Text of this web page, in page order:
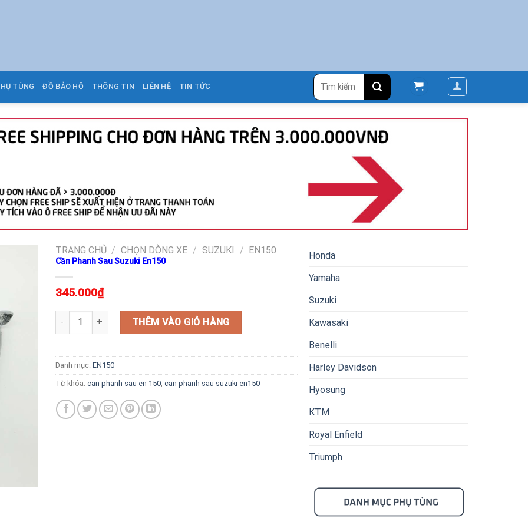
TÙNG ĐỒ BẢO HỘ THÔNG TIN LIÊN HỆ TIN TỨC
Tìm
kiếm:
TRANG CHỦ / CHỌN DÒNG XE / SUZUKI / EN150
Cần Phanh Sau Suzuki En150
345.000₫
Cần Phanh Sau Suzuki En150 số lượng
THÊM VÀO GIỎ HÀNG
Danh mục: EN150
Từ khóa: can phanh sau en 150, can phanh sau suzuki en150
Honda
Yamaha
Suzuki
Kawasaki
Benelli
Harley Davidson
Hyosung
KTM
Royal Enfield
Triumph